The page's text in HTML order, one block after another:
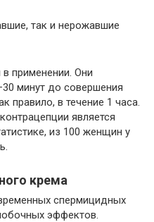
так и нерожавшие
применении. Они
минут до совершения
правило, в течение 1 часа.
является
из 100 женщин у
крема
спермицидных
эффектов.